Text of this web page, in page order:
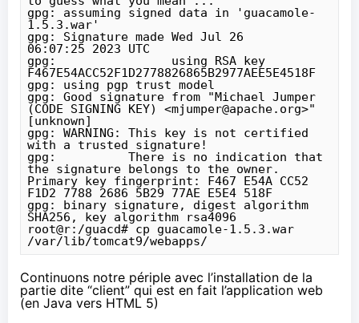
gpg: assuming signed data in 'guacamole-
1.5.3.war'
gpg: Signature made Wed Jul 26
06:07:25 2023 UTC
gpg:                using RSA key
F467E54ACC52F1D2778826865B2977AEE5E4518F
gpg: using pgp trust model
gpg: Good signature from "Michael Jumper
(CODE SIGNING KEY) <mjumper@apache.org>"
[unknown]
gpg: WARNING: This key is not certified
with a trusted signature!
gpg:          There is no indication that
the signature belongs to the owner.
Primary key fingerprint: F467 E54A CC52
F1D2 7788 2686 5B29 77AE E5E4 518F
gpg: binary signature, digest algorithm
SHA256, key algorithm rsa4096
root@r:/guacd# cp guacamole-1.5.3.war
Continuons notre périple avec l’installation de la
partie dite “client” qui est en fait l’application web
(en Java vers HTML 5)